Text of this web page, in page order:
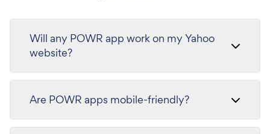
Will any POWR app work on my Yahoo
website?
Are POWR apps mobile-friendly?